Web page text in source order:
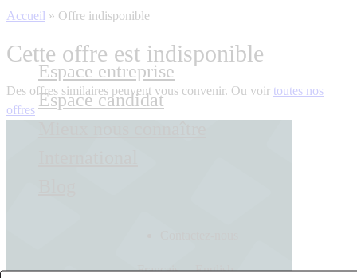
Espace entreprise
Espace candidat
Français English
Accueil » Offre indisponible
Cette offre est indisponible
Des offres similaires peuvent vous convenir. Ou voir toutes nos
offres